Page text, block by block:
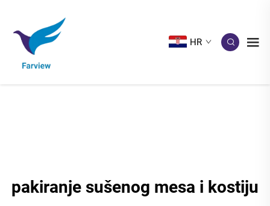
HR
pakiranje sušenog mesa i kostiju